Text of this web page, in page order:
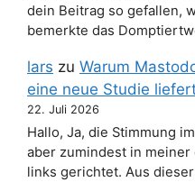
dein Beitrag so gefallen,
bemerkte das
lars zu Warum
eine neue Studie
22. Juli 2026
Hallo, Ja, die Stimmung
aber zumindest in
links gerichtet. Aus